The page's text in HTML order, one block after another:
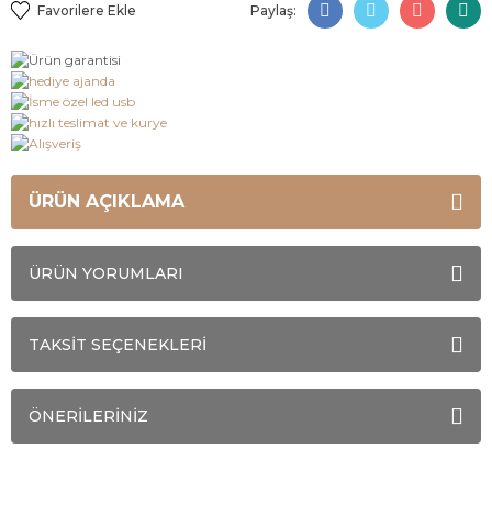
Paylaş:
ÜRÜN AÇIKLAMA
ÜRÜN YORUMLARI
TAKSİT SEÇENEKLERİ
ÖNERİLERİNİZ